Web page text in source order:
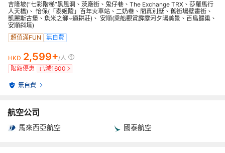
吉隆坡(“七彩階梯”黑風洞、茨廠街、鬼仔巷、The Exchange TRX、莎羅馬行
人天橋)、 怡保(「泰姬陵」百年火車站、二奶巷、閒真別墅、舊街場壁畫街、
凱麗斯古堡、魚米之鄉~適耕莊)、 安順(乘船觀賞霹靂河夕陽美景、百鳥歸巢、
安順斜塔)
超值滿FUN
無自費
HKD 2,599+/人
限額優惠
已減1600
無自費
航空公司
馬來西亞航空 國泰航空